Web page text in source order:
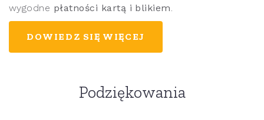
wygodne płatności kartą i blikiem
DOWIEDZ SIĘ WIĘCEJ
Podziękowania